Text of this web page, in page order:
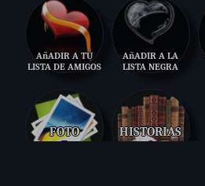
AñADIR A TU
LISTA DE AMIGOS
AñADIR A LA
LISTA NEGRA
FOTO
7
HISTORIAS
2